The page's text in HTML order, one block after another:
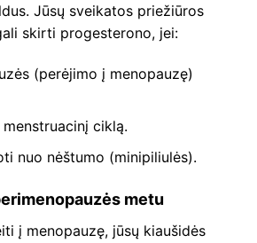
Jūsų sveikatos priežiūros
skirti progesterono, jei:
(perėjimo į menopauzę)
ciklą.
nuo nėštumo (minipiliulės).
metu
į menopauzę, jūsų kiaušidės